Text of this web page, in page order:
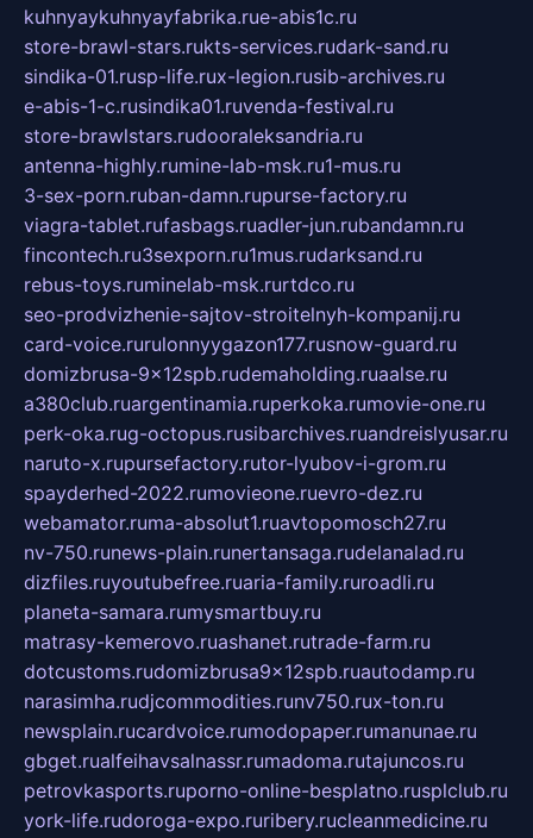
kuhnyaykuhnyayfabrika.rue-abis1c.ru
store-brawl-stars.rukts-services.rudark-sand.ru
sindika-01.rusp-life.rux-legion.rusib-archives.ru
e-abis-1-c.rusindika01.ruvenda-festival.ru
store-brawlstars.rudooraleksandria.ru
antenna-highly.rumine-lab-msk.ru1-mus.ru
3-sex-porn.ruban-damn.rupurse-factory.ru
viagra-tablet.rufasbags.ruadler-jun.rubandamn.ru
fincontech.ru3sexporn.ru1mus.rudarksand.ru
rebus-toys.ruminelab-msk.rurtdco.ru
seo-prodvizhenie-sajtov-stroitelnyh-kompanij.ru
card-voice.rurulonnyygazon177.rusnow-guard.ru
domizbrusa-9x12spb.rudemaholding.ruaalse.ru
a380club.ruargentinamia.ruperkoka.rumovie-one.ru
perk-oka.rug-octopus.rusibarchives.ruandreislyusar.ru
naruto-x.rupursefactory.rutor-lyubov-i-grom.ru
spayderhed-2022.rumovieone.ruevro-dez.ru
webamator.ruma-absolut1.ruavtopomosch27.ru
nv-750.runews-plain.runertansaga.rudelanalad.ru
dizfiles.ruyoutubefree.ruaria-family.ruroadli.ru
planeta-samara.rumysmartbuy.ru
matrasy-kemerovo.ruashanet.rutrade-farm.ru
dotcustoms.rudomizbrusa9x12spb.ruautodamp.ru
narasimha.rudjcommodities.runv750.rux-ton.ru
newsplain.rucardvoice.rumodopaper.rumanunae.ru
gbget.rualfeihavsalnassr.rumadoma.rutajuncos.ru
petrovkasports.ruporno-online-besplatno.rusplclub.ru
york-life.rudoroga-expo.ruribery.rucleanmedicine.ru